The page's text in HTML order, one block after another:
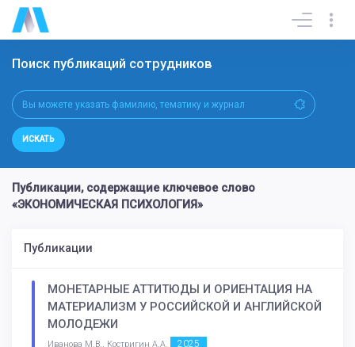
Поиск публикаций сотрудников
ИСКАТЬ
Публикации, содержащие ключевое слово
«ЭКОНОМИЧЕСКАЯ ПСИХОЛОГИЯ»
Публикации
МОНЕТАРНЫЕ АТТИТЮДЫ И ОРИЕНТАЦИЯ НА
МАТЕРИАЛИЗМ У РОССИЙСКОЙ И АНГЛИЙСКОЙ
МОЛОДЕЖИ
Иванова М.В., Костригин А.А. 2025